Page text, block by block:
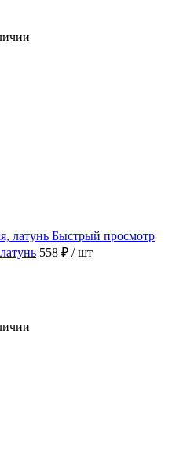
Быстрый просмотр
558 ₽ / шт